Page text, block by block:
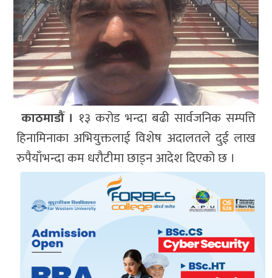
काठमाडौं । १३ करोड भन्दा बढी सार्वजनिक सम्पत्ति
हिनामिनाका अभियुक्तलाई विशेष अदालतले दुई लाख
रुपैयाँभन्दा कम धरौटीमा छाड्न आदेश दिएको छ ।